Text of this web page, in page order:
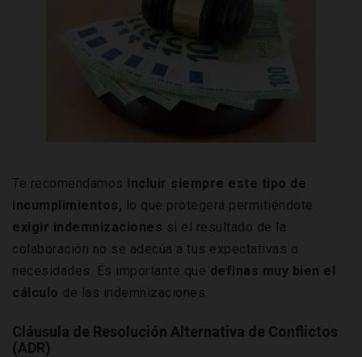
Te recomendamos incluir siempre este tipo de
incumplimientos, lo que protegerá permitiéndote
exigir indemnizaciones si el resultado de la
colaboración no se adecúa a tus expectativas o
necesidades. Es importante que definas muy bien el
cálculo de las indemnizaciones.
Cláusula de Resolución Alternativa de Conflictos
(ADR)